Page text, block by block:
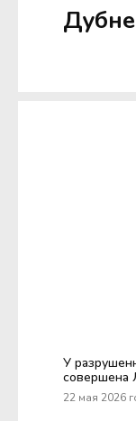
У
совершена
22 мая 2026